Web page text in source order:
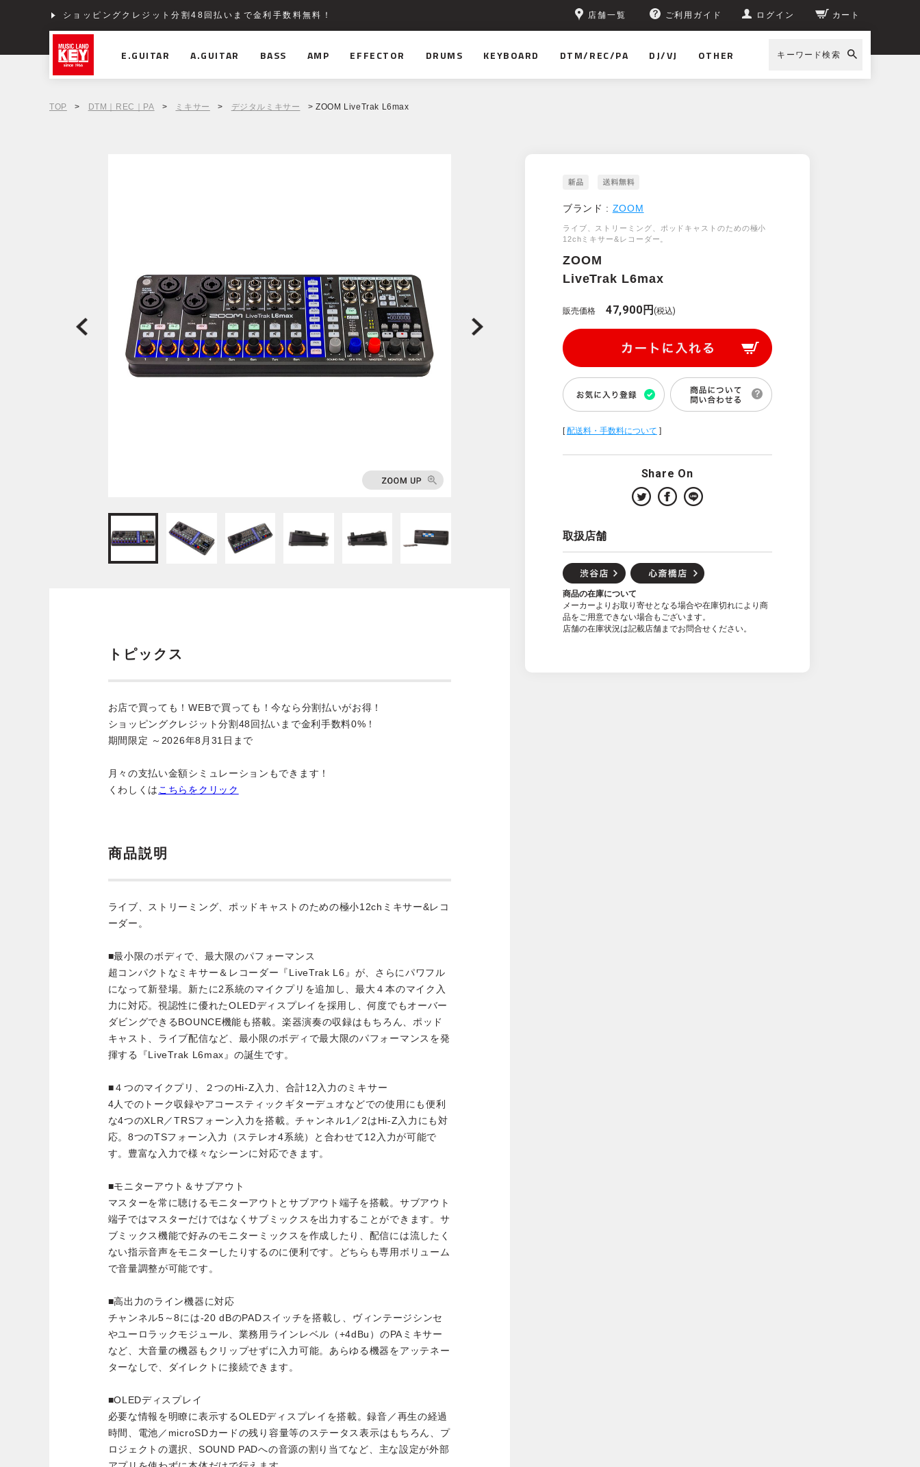
ショッピングクレジット分割48回払いまで金利手数料無料！ 店舗一覧 ご利用ガイド ログイン カート
E.GUITAR A.GUITAR BASS AMP EFFECTOR DRUMS KEYBOARD DTM/REC/PA DJ/VJ OTHER キーワード検索
TOP > DTM｜REC｜PA > ミキサー > デジタルミキサー > ZOOM LiveTrak L6max
ブランド : ZOOM
ライブ、ストリーミング、ポッドキャストのための極小
12chミキサー&レコーダー。
ZOOM
LiveTrak L6max
販売価格 47,900円(税込)
[配送料・手数料について ]
Share On
取扱店舗
商品の在庫について
メーカーよりお取り寄せとなる場合や在庫切れにより商
品をご用意できない場合もございます。
店舗の在庫状況は記載店舗までお問合せください。
トピックス
お店で買っても！WEBで買っても！今なら分割払いがお得！
ショッピングクレジット分割48回払いまで金利手数料0%！
期間限定 ～2026年8月31日まで
月々の支払い金額シミュレーションもできます！
くわしくは こちらをクリック
商品説明
ライブ、ストリーミング、ポッドキャストのための極小12chミキサー&レコ
ーダー。
■最小限のボディで、最大限のパフォーマンス
超コンパクトなミキサー＆レコーダー『LiveTrak L6』が、さらにパワフル
になって新登場。新たに2系統のマイクプリを追加し、最大４本のマイク入
力に対応。視認性に優れたOLEDディスプレイを採用し、何度でもオーバー
ダビングできるBOUNCE機能も搭載。楽器演奏の収録はもちろん、ポッド
キャスト、ライブ配信など、最小限のボディで最大限のパフォーマンスを発
揮する『LiveTrak L6max』の誕生です。
■４つのマイクプリ、２つのHi-Z入力、合計12入力のミキサー
4人でのトーク収録やアコースティックギターデュオなどでの使用にも便利
な4つのXLR／TRSフォーン入力を搭載。チャンネル1／2はHi-Z入力にも対
応。8つのTSフォーン入力（ステレオ4系統）と合わせて12入力が可能で
す。豊富な入力で様々なシーンに対応できます。
■モニターアウト＆サブアウト
マスターを常に聴けるモニターアウトとサブアウト端子を搭載。サブアウト
端子ではマスターだけではなくサブミックスを出力することができます。サ
ブミックス機能で好みのモニターミックスを作成したり、配信には流したく
ない指示音声をモニターしたりするのに便利です。どちらも専用ボリューム
で音量調整が可能です。
■高出力のライン機器に対応
チャンネル5～8には-20 dBのPADスイッチを搭載し、ヴィンテージシンセ
やユーロラックモジュール、業務用ラインレベル（+4dBu）のPAミキサー
など、大音量の機器もクリップせずに入力可能。あらゆる機器をアッテネー
ターなしで、ダイレクトに接続できます。
■OLEDディスプレイ
必要な情報を明瞭に表示するOLEDディスプレイを搭載。録音／再生の経過
時間、電池／microSDカードの残り容量等のステータス表示はもちろん、プ
ロジェクトの選択、SOUND PADへの音源の割り当てなど、主な設定が外部